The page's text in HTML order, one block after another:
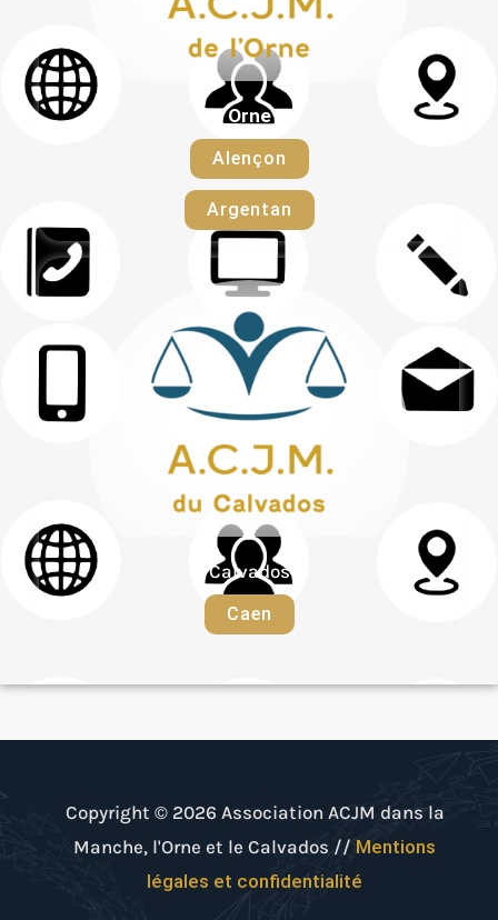
Orne
Alençon
Argentan
Calvados
Caen
Copyright © 2026 Association ACJM dans la
Manche, l'Orne et le Calvados // Mentions
légales et confidentialité